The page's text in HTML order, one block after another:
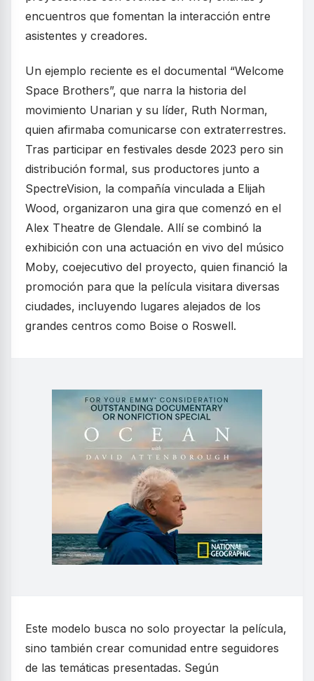
encuentros que fomentan la interacción entre
asistentes y creadores.
Un ejemplo reciente es el documental “Welcome
Space Brothers”, que narra la historia del
movimiento Unarian y su líder, Ruth Norman,
quien afirmaba comunicarse con extraterrestres.
Tras participar en festivales desde 2023 pero sin
distribución formal, sus productores junto a
SpectreVision, la compañía vinculada a Elijah
Wood, organizaron una gira que comenzó en el
Alex Theatre de Glendale. Allí se combinó la
exhibición con una actuación en vivo del músico
Moby, coejecutivo del proyecto, quien financió la
promoción para que la película visitara diversas
ciudades, incluyendo lugares alejados de los
grandes centros como Boise o Roswell.
Este modelo busca no solo proyectar la película,
sino también crear comunidad entre seguidores
de las temáticas presentadas. Según